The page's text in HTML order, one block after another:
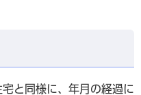
と同様に、年月の経過に